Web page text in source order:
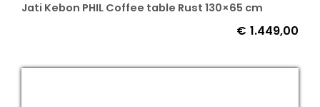
Jati Kebon PHIL Coffee table Rust 130×65 cm
€ 1.449,00